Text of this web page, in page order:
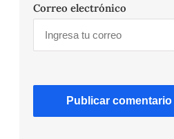
Correo electrónico